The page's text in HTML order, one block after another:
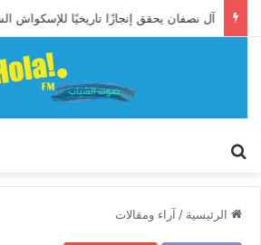
الرئيسية / آراء ومقالات